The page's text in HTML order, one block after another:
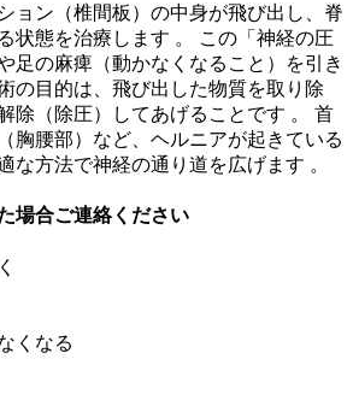
ョン（椎間板）の中身が飛び出し、脊
状態を治療します 。 この「神経の圧
足の麻痺（動かなくなること）を引き
の目的は、飛び出した物質を取り除
除（除圧）してあげることです 。 首
胸腰部）など、ヘルニアが起きている
な方法で神経の通り道を広げます 。
場合ご連絡ください
くなる